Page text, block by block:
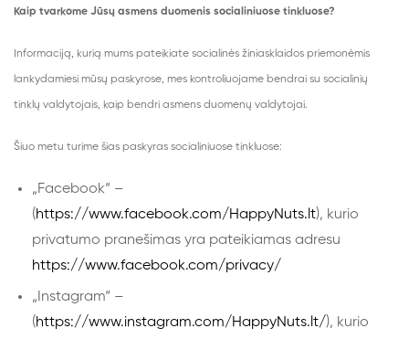
Kaip tvarkome Jūsų asmens duomenis socialiniuose tinkluose?
Informaciją, kurią mums pateikiate socialinės žiniasklaidos priemonėmis
lankydamiesi mūsų paskyrose, mes kontroliuojame bendrai su socialinių
tinklų valdytojais, kaip bendri asmens duomenų valdytojai.
Šiuo metu turime šias paskyras socialiniuose tinkluose:
„Facebook“ –
(https://www.facebook.com/HappyNuts.lt), kurio
privatumo pranešimas yra pateikiamas adresu
https://www.facebook.com/privacy/
„Instagram“ –
(https://www.instagram.com/HappyNuts.lt/), kurio